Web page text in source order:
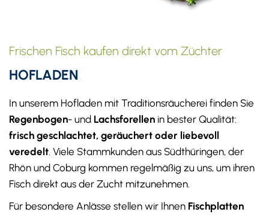
Frischen Fisch kaufen direkt vom Züchter
HOFLADEN
In unserem Hofladen mit Traditionsräucherei finden Sie
Regenbogen- und Lachsforellen in bester Qualität:
frisch geschlachtet, geräuchert oder liebevoll
veredelt . Viele Stammkunden aus Südthüringen, der
Rhön und Coburg kommen regelmäßig zu uns, um ihren
Fisch direkt aus der Zucht mitzunehmen.
Für besondere Anlässe stellen wir Ihnen Fischplatten